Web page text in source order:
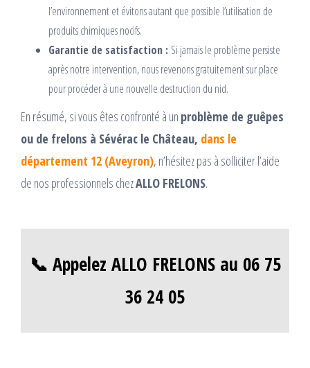
l’environnement et évitons autant que possible l’utilisation de
produits chimiques nocifs.
Garantie de satisfaction : Si jamais le problème persiste
après notre intervention, nous revenons gratuitement sur place
pour procéder à une nouvelle destruction du nid.
En résumé, si vous êtes confronté à un problème de guêpes
ou de frelons à Sévérac le Château, dans le
département 12 (Aveyron), n’hésitez pas à solliciter l’aide
de nos professionnels chezALLO FRELONS.
📞 Appelez ALLO FRELONS au 06 75
36 24 05